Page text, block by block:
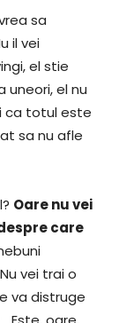
sa
il vei
el stie
uneori, el nu
ca totul este
sa nu afle
Oare nu vei
care
vei trai o
va distruge